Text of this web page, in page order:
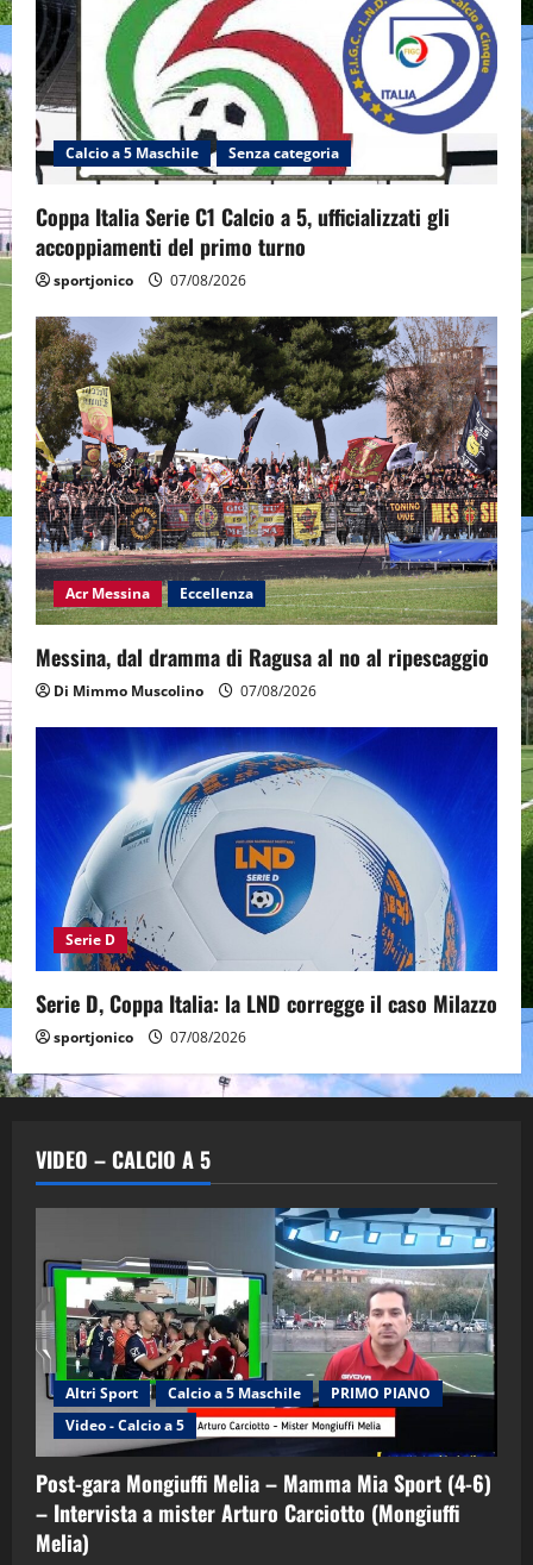
Calcio a 5 Maschile Senza categoria
Coppa Italia Serie C1 Calcio a 5, ufficializzati gli
accoppiamenti del primo turno
sportjonico 07/08/2026
Acr Messina Eccellenza
Messina, dal dramma di Ragusa al no al ripescaggio
Di Mimmo Muscolino 07/08/2026
Serie D
Serie D, Coppa Italia: la LND corregge il caso Milazzo
sportjonico 07/08/2026
VIDEO – CALCIO A 5
Altri Sport Calcio a 5 Maschile
PRIMO PIANO
Video - Calcio a 5
Post-gara Mongiuffi Melia – Mamma Mia Sport (4-6)
– Intervista a mister Arturo Carciotto (Mongiuffi
Melia)